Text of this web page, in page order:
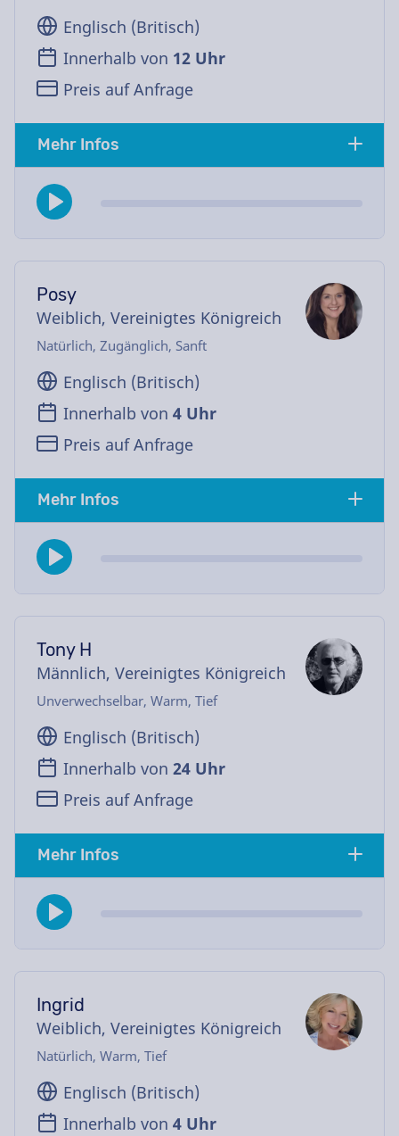
Englisch (Britisch)
Innerhalb von 12 Uhr
Preis auf Anfrage
Mehr Infos
Posy
Weiblich, Vereinigtes Königreich
Natürlich, Zugänglich, Sanft
Englisch (Britisch)
Innerhalb von 4 Uhr
Preis auf Anfrage
Mehr Infos
Tony H
Männlich, Vereinigtes Königreich
Unverwechselbar, Warm, Tief
Englisch (Britisch)
Innerhalb von 24 Uhr
Preis auf Anfrage
Mehr Infos
Ingrid
Weiblich, Vereinigtes Königreich
Natürlich, Warm, Tief
Englisch (Britisch)
Innerhalb von 4 Uhr